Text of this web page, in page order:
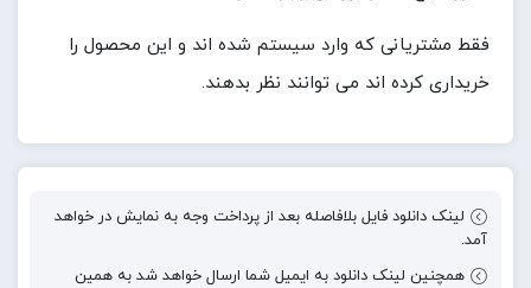
فقط مشتریانی که وارد سیستم شده اند و این محصول را
خریداری کرده اند می توانند نظر بدهند.
لینک دانلود فایل بلافاصله بعد از پرداخت وجه به نمایش در خواهد
آمد.
همچنین لینک دانلود به ایمیل شما ارسال خواهد شد به همین